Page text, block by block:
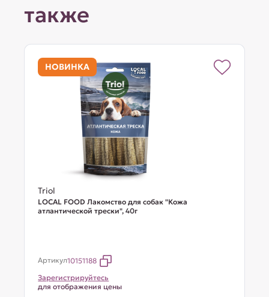
также
НОВИНКА
Triol
LOCAL FOOD Лакомство для собак "Кожа
атлантической трески", 40г
Артикул10151188
Зарегистрируйтесь
для отображения цены